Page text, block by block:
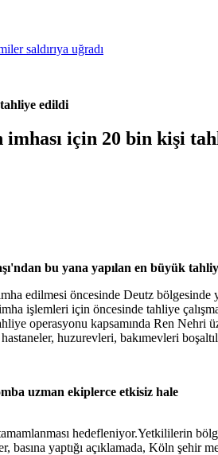
saldırıya uğradı
edildi
imhası için 20 bin kişi
bu yana yapılan en büyük
edilmesi öncesinde Deutz
işlemleri için öncesinde tahliye
operasyonu kapsamında Ren Nehri
huzurevleri, bakımevleri
uzman ekiplerce etkisiz hale
hedefleniyor.Yetkililerin
yaptığı açıklamada, Köln şehir